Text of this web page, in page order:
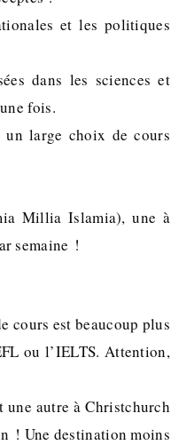
et les politiques
dans les sciences et
fois.
large choix de cours
Millia Islamia), une à
semaine !
cours est beaucoup plus
ou l’IELTS. Attention,
autre à Christchurch
! Une destination moins